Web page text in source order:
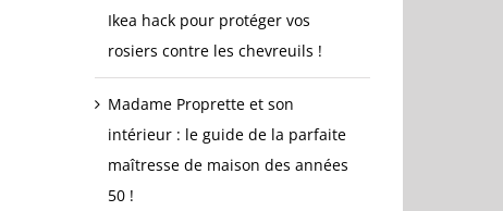
Ikea hack pour protéger vos
rosiers contre les chevreuils !
Madame Proprette et son
intérieur : le guide de la parfaite
maîtresse de maison des années
50 !